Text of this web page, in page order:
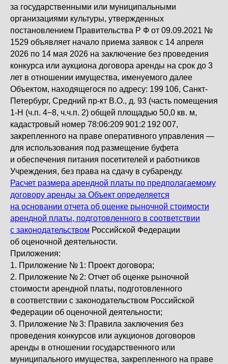
за государственными или муниципальными
организациями культуры, утвержденных
постановлением Правительства Р Ф от 09.09.2021 №
1529 объявляет начало приема заявок с 14 апреля
2026 по 14 мая 2026 на заключение без проведения
конкурса или аукциона договора аренды на срок до 3
лет в отношении имущества, именуемого далее
Объектом, находящегося по адресу: 199 106, Санкт-
Петербург, Средний пр-кт В.О., д. 93 (часть помещения
1-Н (ч.п. 4−8, ч.ч.п. 2) общей площадью 50,0 кв. м,
кадастровый номер 78:06:209 901:2 192 007,
закрепленного на праве оперативного управления —
для использования под размещение буфета
и обеспечения питания посетителей и работников
Учреждения, без права на сдачу в субаренду.
Расчет размера арендной платы по предполагаемому
договору аренды за Объект определяется
на основании отчета об оценке рыночной стоимости
арендной платы, подготовленного в соответствии
с законодательством Российской Федерации
об оценочной деятельности.
Приложения:
1. Приложение № 1: Проект договора;
2. Приложение № 2: Отчет об оценке рыночной
стоимости арендной платы, подготовленного
в соответствии с законодательством Российской
Федерации об оценочной деятельности;
3. Приложение № 3: Правила заключения без
проведения конкурсов или аукционов договоров
аренды в отношении государственного или
муниципального имущества, закрепленного на праве